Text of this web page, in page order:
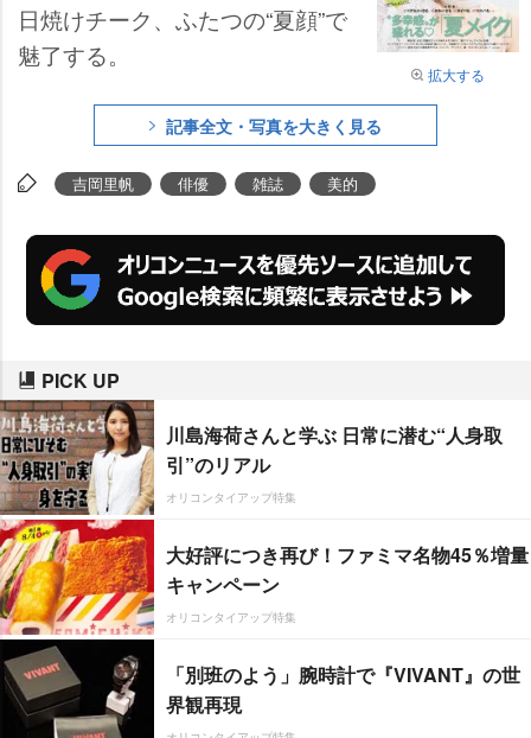
拡大する
日焼けチーク、ふたつの“夏顔”で
魅了する。
記事全文・写真を大きく見る
吉岡里帆 俳優 雑誌 美的
PICK UP
川島海荷さんと学ぶ 日常に潜む“人身取
引”のリアル
オリコンタイアップ特集
大好評につき再び！ファミマ名物45％増量
キャンペーン
オリコンタイアップ特集
「別班のよう」腕時計で『VIVANT』の世
界観再現